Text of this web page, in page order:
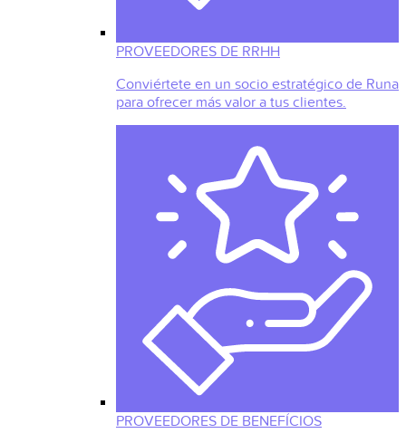
PROVEEDORES DE RRHH
Conviértete en un socio estratégico de Runa
para ofrecer más valor a tus clientes.
PROVEEDORES DE BENEFÍCIOS